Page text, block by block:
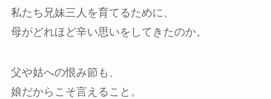
私たち兄妹三人を育てるために、
母がどれほど辛い思いをしてきたのか。
父や姑への恨み節も、
娘だからこそ言えること。